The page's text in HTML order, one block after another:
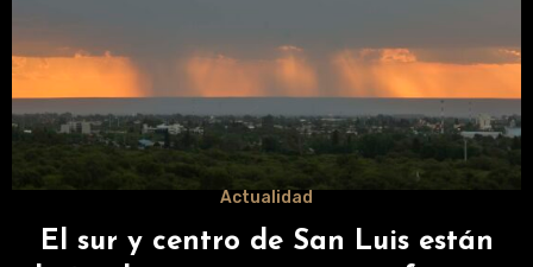
Actualidad
El sur y centro de San Luis están